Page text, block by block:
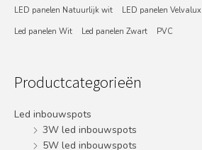
LED panelen Natuurlijk wit
LED panelen Velvalux
Led panelen Wit
Led panelen Zwart PVC
Productcategorieën
Led inbouwspots
3W led inbouwspots
5W led inbouwspots